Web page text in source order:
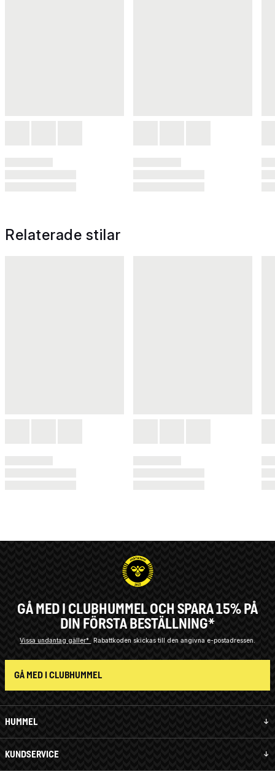
Relaterade stilar
HUMMEL
KUNDSERVICE
GÅ MED I CLUBHUMMEL OCH SPARA 15% PÅ
DIN FÖRSTA BESTÄLLNING*
Vissa undantag gäller* Rabattkoden skickas till den angivna e-postadressen.
GÅ MED I CLUBHUMMEL